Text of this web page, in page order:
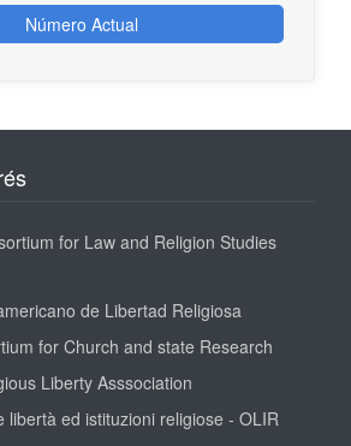
Número Actual
for Law and Religion Studies
de Libertad Religiosa
for Church and state Research
Liberty Asssociation
libertà ed istituzioni religiose - OLIR